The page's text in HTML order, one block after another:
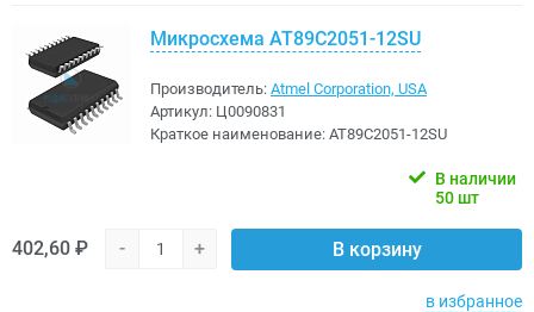
Микросхема AT89C2051-12SU
Производитель: Atmel Corporation, USA
Артикул: Ц0090831
Краткое наименование: AT89C2051-12SU
В наличии
50 шт
402,60 ₽ - + В корзину
в избранное